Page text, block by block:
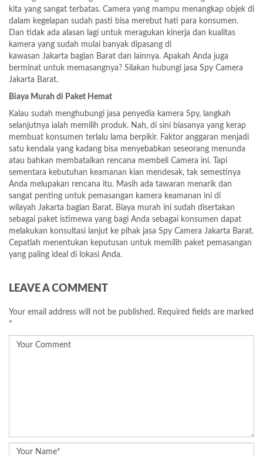
kita yang sangat terbatas. Camera yang mampu menangkap objek di
dalam kegelapan sudah pasti bisa merebut hati para konsumen.
Dan tidak ada alasan lagi untuk meragukan kinerja dan kualitas
kamera yang sudah mulai banyak dipasang di
kawasan Jakarta bagian Barat dan lainnya. Apakah Anda juga
berminat untuk memasangnya? Silakan hubungi jasa Spy Camera
Jakarta Barat.
Biaya Murah di Paket Hemat
Kalau sudah menghubungi jasa penyedia kamera Spy, langkah
selanjutnya ialah memilih produk. Nah, di sini biasanya yang kerap
membuat konsumen terlalu lama berpikir. Faktor anggaran menjadi
satu kendala yang kadang bisa menyebabkan seseorang menunda
atau bahkan membatalkan rencana membeli Camera ini. Tapi
sementara kebutuhan keamanan kian mendesak, tak semestinya
Anda melupakan rencana itu. Masih ada tawaran menarik dan
sangat penting untuk pemasangan kamera keamanan ini di
wilayah Jakarta bagian Barat. Biaya murah ini sudah disertakan
sebagai paket istimewa yang bagi Anda sebagai konsumen dapat
melakukan konsultasi lanjut ke pihak jasa Spy Camera Jakarta Barat.
Cepatlah menentukan keputusan untuk memilih paket pemasangan
yang paling ideal di lokasi Anda.
LEAVE A COMMENT
Your email address will not be published. Required fields are marked
*